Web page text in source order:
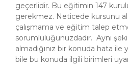
geçerlidir. Bu eğitimin 147
gerekmez. Neticede kursunu
çalışmama ve eğitim talep
sorumluluğunuzdadır. Aynı
almadığınız bir konuda hata ile
bile bu konuda ilgili birimleri